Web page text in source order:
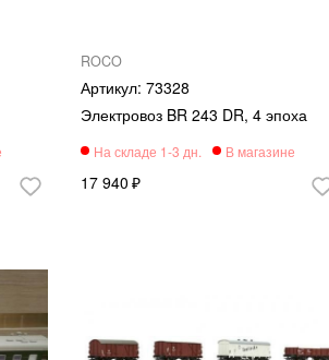
ROCO
73328
Электровоз BR 243 DR, 4 эпоха
17 940